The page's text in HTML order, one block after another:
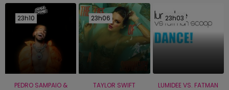
23h10
23h10
PEDRO SAMPAIO &
23h06
23h06
TAYLOR SWIFT
23h03
23h03
LUMIDEE VS. FATMAN